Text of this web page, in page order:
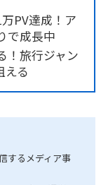
PV達成！ア
で成長中
！旅行ジャン
える
するメディア事